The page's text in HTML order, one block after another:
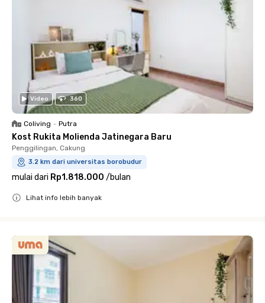
Video 360
Coliving • Putra
Kost Rukita Molienda Jatinegara Baru
Penggilingan, Cakung
3.2 km dari universitas borobudur
mulai dari Rp1.818.000 /bulan
Lihat info lebih banyak